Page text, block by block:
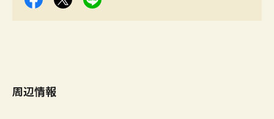
周辺情報